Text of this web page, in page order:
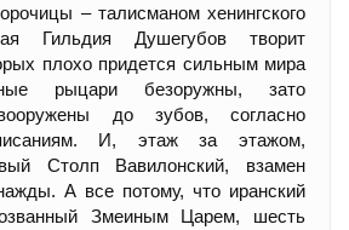
– талисманом хенингского
Гильдия Душегубов творит
плохо придется сильным мира
рыцари безоружны, зато
до зубов, согласно
И, этаж за этажом,
Столп Вавилонский, взамен
А все потому, что иранский
Змеиным Царем, шесть